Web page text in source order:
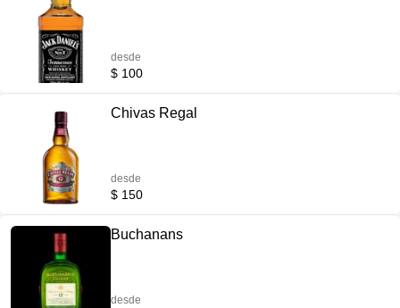
desde
$ 100
Chivas Regal
desde
$ 150
Buchanans
desde